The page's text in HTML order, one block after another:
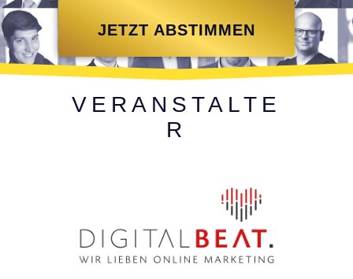
JETZT ABSTIMMEN
VERANSTALTE
R